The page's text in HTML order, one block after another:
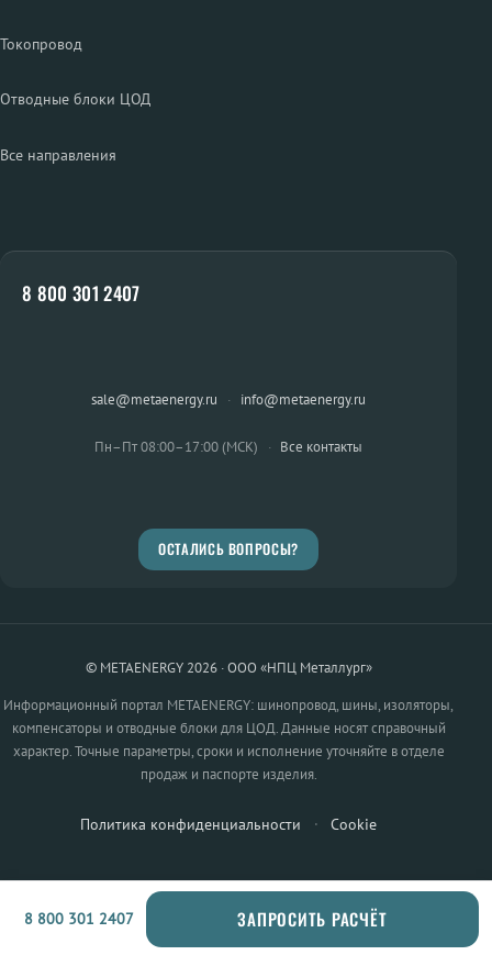
Токопровод
Отводные блоки ЦОД
Все направления
8 800 301 2407
sale@metaenergy.ru · info@metaenergy.ru
Пн–Пт 08:00–17:00 (МСК) · Все контакты
ОСТАЛИСЬ ВОПРОСЫ?
© METAENERGY 2026 · ООО «НПЦ Металлург»
Информационный портал METAENERGY: шинопровод, шины, изоляторы,
компенсаторы и отводные блоки для ЦОД. Данные носят справочный
характер. Точные параметры, сроки и исполнение уточняйте в отделе
продаж и паспорте изделия.
Политика конфиденциальности · Cookie
8 800 301 2407 ЗАПРОСИТЬ РАСЧЁТ